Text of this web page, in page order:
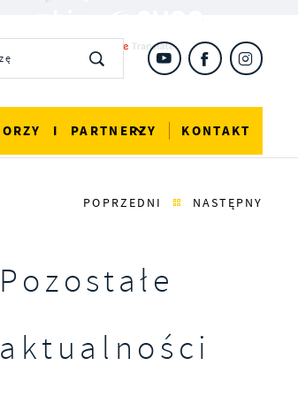
I PARTNERZY KONTAKT
POPRZEDNI NASTĘPNY
Pozostałe
aktualności